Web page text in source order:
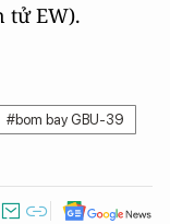
tử EW).
#bom bay GBU-39